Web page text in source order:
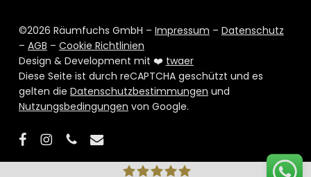
©2026 Räumfuchs GmbH – Impressum – Datenschutz
– AGB – Cookie Richtlinien
Design & Development mit ❤️ twaer
Diese Seite ist durch reCAPTCHA geschützt und es
gelten die Datenschutzbestimmungen und
Nutzungsbedingungen von Google.
facebookinstagramphoneemail